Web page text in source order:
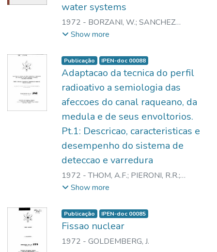
water systems
1972 - BORZANI, W.; SANCHEZ
PODLECH, P.A.
Show more
Publicação IPEN-doc 00088
Adaptacao da tecnica do perfil
radioativo a semiologia das
afeccoes do canal raqueano, da
medula e de seus envoltorios.
Pt.1: Descricao, caracteristicas e
desempenho do sistema de
deteccao e varredura
1972 -THOM, A.F.; PIERONI, R.R.;
KIEFFER, J.
Show more
Publicação IPEN-doc 00085
Fissao nuclear
1972 - GOLDEMBERG, J.